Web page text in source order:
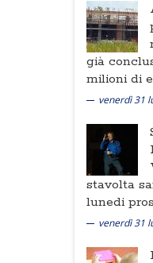
già
milioni di
venerdì 31
stavolta
lunedi
venerdì 31